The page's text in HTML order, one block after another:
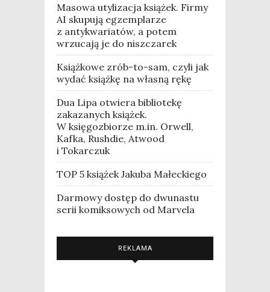
Masowa utylizacja książek. Firmy
AI skupują egzemplarze
z antykwariatów, a potem
wrzucają je do niszczarek
Książkowe zrób-to-sam, czyli jak
wydać książkę na własną rękę
Dua Lipa otwiera bibliotekę
zakazanych książek.
W księgozbiorze m.in. Orwell,
Kafka, Rushdie, Atwood
i Tokarczuk
TOP 5 książek Jakuba Małeckiego
Darmowy dostęp do dwunastu
serii komiksowych od Marvela
REKLAMA